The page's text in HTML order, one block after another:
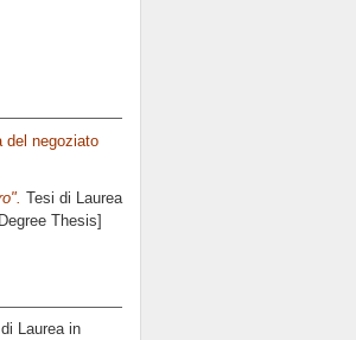
del negoziato
Tesi di Laurea
Thesis]
Laurea in